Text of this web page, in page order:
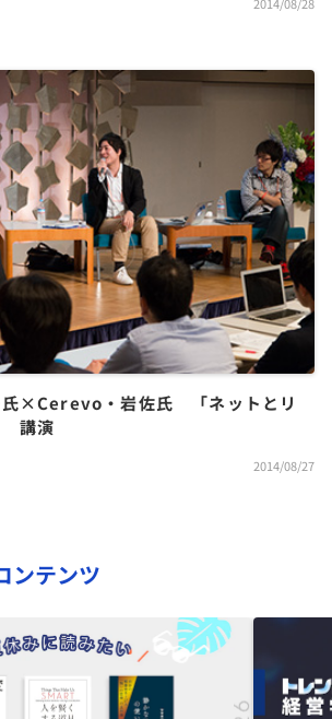
氏×Cerevo・岩佐氏 「ネットとリ
講演
2014/08/27
ンテンツ